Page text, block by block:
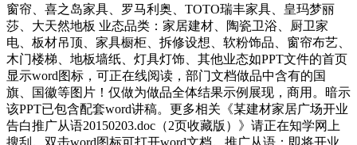
窗帘、喜之岛家具、罗马利奥、TOTO瑞丰家具、皇玛梦丽
莎、大天然地板 业态品类：家居建材、陶瓷卫浴、厨卫家
电、板材吊顶、家具橱柜、拆修设想、软粉饰品、窗帘布艺、
木门楼梯、地板墙纸、灯具灯饰、其他业态如PPT文件的首页
显示word图标，可正在线阅读，部门文档做品中含有的国
旗、国徽等图片！仅做为做品全体结果示例展现，商用。暗示
该PPT已包含配套word讲稿。更多相关《某建材家居广场开业
告白推广从语20150203.doc（2页收藏版）》请正在知学网上
搜刮。双击word图标可打开word文档。推广从语：即将开业